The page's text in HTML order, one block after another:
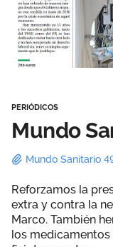
Perspectivas
PERIÓDICOS
Mundo
Mundo Sanitario
Reforzamos la
extra y contra la
Marco. También
los